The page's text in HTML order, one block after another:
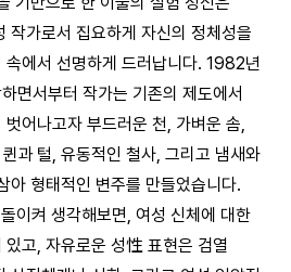
작가로서 집요하게 자신의 정체성을
속에서 선명하게 드러납니다. 1982년
면서부터 작가는 기존의 제도에서
어나고자 부드러운 천, 가벼운 솜,
과 털, 유동적인 철사, 그리고 냄새와
아 형태적인 변주를 만들었습니다.
이켜 생각해보면, 여성 신체에 대한
있고, 자유로운 성性 표현은 검열